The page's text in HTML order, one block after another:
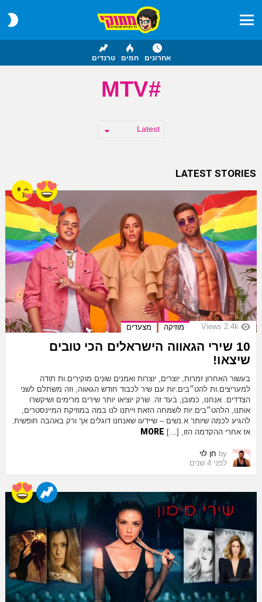
אחרונים חמים טרנדים
MTV
LATEST STORIES
2.4k
Views מוזיקה מצעדים
10 שירי הגאווה הישראלים הכי טובים
שיצאו!
בעשור האחרון זמרות, יוצרים, יוצרות ואמנים שונים מוקירים.ות תודה
למעריצים.ות להט״בים.יות עם שיר לכבוד חודש הגאווה, וזה משתלם לשני
הצדדים. אנחנו, כמובן, בעד זה. שרק יוציאו יותר שירים מרימים ושיקשרו
אותנו, הלהט״בים.יות לשמחה הזאת וייתנו לנו במה במוזיקת המיינסטרים,
להגיע לכמה שיותר א.נשים – שיידעו שאנחנו דוגלים אך ורק באהבה חופשית.
אז אחרי ההקדמה הזו, […] MORE
by חן לוי
לפני 4 שנים